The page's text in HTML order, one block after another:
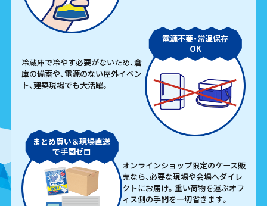
電源不要・常温保存
OK
冷蔵庫で冷やす必要がないため、倉
庫の備蓄や、電源のない屋外イベン
ト、建築現場でも大活躍。
まとめ買い＆現場直送
で手間ゼロ
オンラインショップ限定のケース販
売なら、必要な現場や会場へダイレ
クトにお届け。重い荷物を運ぶオフ
ィス側の手間を一切省きます。